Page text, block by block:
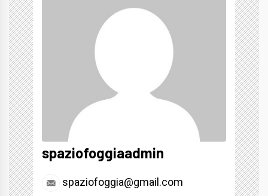
spaziofoggiaadmin
spaziofoggia@gmail.com